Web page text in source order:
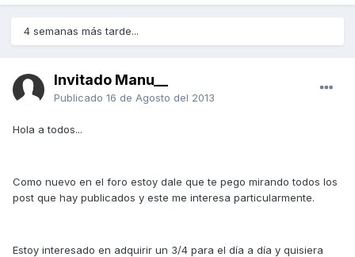
4 semanas más tarde...
Invitado Manu__
Publicado 16 de Agosto del 2013
Hola a todos...
Como nuevo en el foro estoy dale que te pego mirando todos los
post que hay publicados y este me interesa particularmente.
Estoy interesado en adquirir un 3/4 para el día a día y quisiera